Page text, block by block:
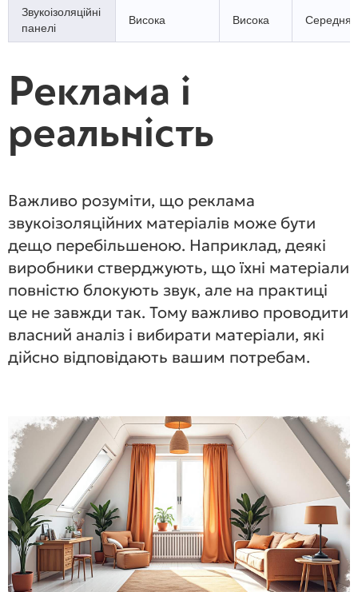
Звукоізоляційні
панелі
Висока Висока Середня
Реклама і
реальність
Важливо розуміти, що реклама
звукоізоляційних матеріалів може бути
дещо перебільшеною. Наприклад, деякі
виробники стверджують, що їхні матеріали
повністю блокують звук, але на практиці
це не завжди так. Тому важливо проводити
власний аналіз і вибирати матеріали, які
дійсно відповідають вашим потребам.